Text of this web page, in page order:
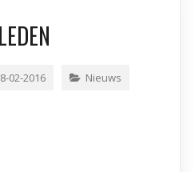
02-2016 Nieuws